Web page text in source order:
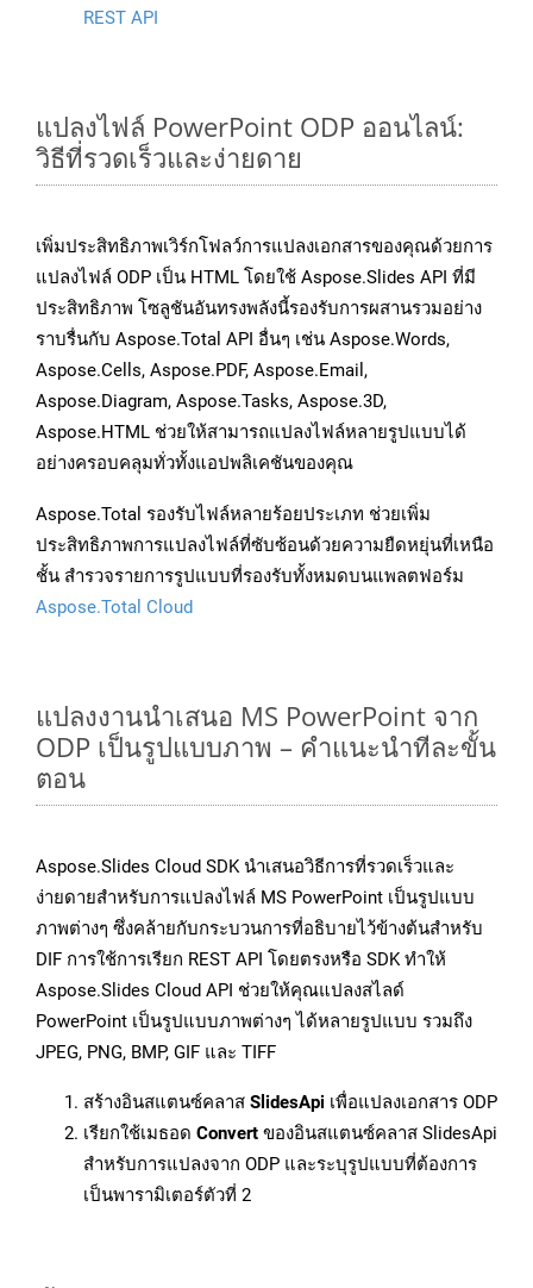
REST API
แปลงไฟล์ PowerPoint ODP ออนไลน์:
วิธีที่รวดเร็วและง่ายดาย
เพิ่มประสิทธิภาพเวิร์กโฟลว์การแปลงเอกสารของคุณด้วยการ
แปลงไฟล์ ODP เป็น HTML โดยใช้ Aspose.Slides API ที่มี
ประสิทธิภาพ โซลูชันอันทรงพลังนี้รองรับการผสานรวมอย่าง
ราบรื่นกับ Aspose.Total API อื่นๆ เช่น Aspose.Words,
Aspose.Cells, Aspose.PDF, Aspose.Email,
Aspose.Diagram, Aspose.Tasks, Aspose.3D,
Aspose.HTML ช่วยให้สามารถแปลงไฟล์หลายรูปแบบได้
อย่างครอบคลุมทั่วทั้งแอปพลิเคชันของคุณ
Aspose.Total รองรับไฟล์หลายร้อยประเภท ช่วยเพิ่ม
ประสิทธิภาพการแปลงไฟล์ที่ซับซ้อนด้วยความยืดหยุ่นที่เหนือ
ชั้น สำรวจรายการรูปแบบที่รองรับทั้งหมดบนแพลตฟอร์ม
Aspose.Total Cloud
แปลงงานนำเสนอ MS PowerPoint จาก
ODP เป็นรูปแบบภาพ – คำแนะนำทีละขั้น
ตอน
Aspose.Slides Cloud SDK นำเสนอวิธีการที่รวดเร็วและ
ง่ายดายสำหรับการแปลงไฟล์ MS PowerPoint เป็นรูปแบบ
ภาพต่างๆ ซึ่งคล้ายกับกระบวนการที่อธิบายไว้ข้างต้นสำหรับ
DIF การใช้การเรียก REST API โดยตรงหรือ SDK ทำให้
Aspose.Slides Cloud API ช่วยให้คุณแปลงสไลด์
PowerPoint เป็นรูปแบบภาพต่างๆ ได้หลายรูปแบบ รวมถึง
JPEG, PNG, BMP, GIF และ TIFF
สร้างอินสแตนซ์คลาส SlidesApi เพื่อแปลงเอกสาร ODP
เรียกใช้เมธอด Convert ของอินสแตนซ์คลาส SlidesApi
สำหรับการแปลงจาก ODP และระบุรูปแบบที่ต้องการ
เป็นพารามิเตอร์ตัวที่ 2